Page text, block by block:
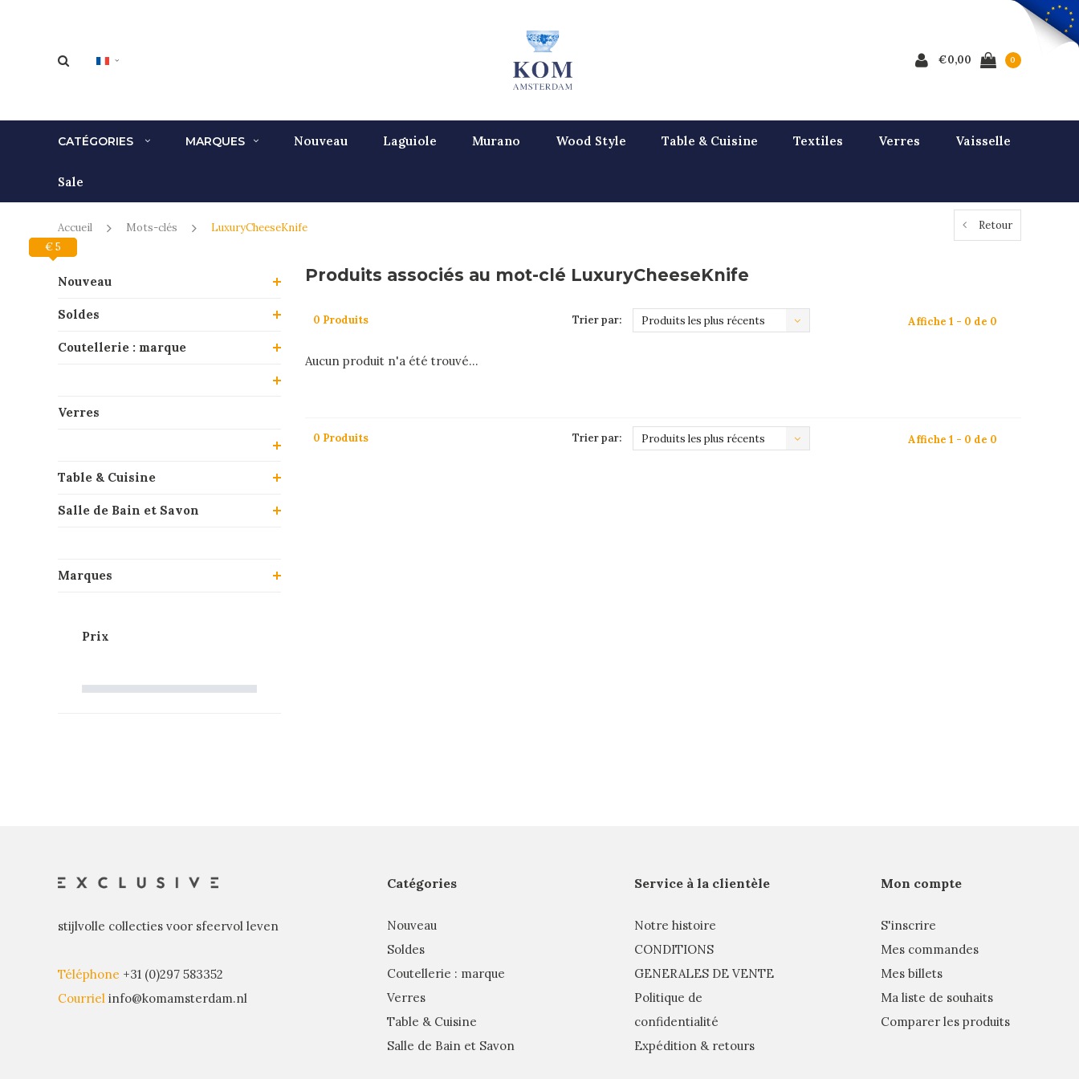
€0,00 0
CATÉGORIES MARQUES Nouveau Laguiole Murano Wood Style Table & Cuisine Textiles Verres Vaisselle
Sale
Accueil Mots-clés LuxuryCheeseKnife Retour
Nouveau
Soldes
Coutellerie : marque
Verres
Table & Cuisine
Salle de Bain et Savon
Marques
Prix
€ 0
€ 5
Produits associés au mot-clé LuxuryCheeseKnife
0 Produits Trier par: Produits les plus récents Affiche 1 - 0 de 0
Aucun produit n'a été trouvé...
0 Produits Trier par: Produits les plus récents Affiche 1 - 0 de 0
stijlvolle collecties voor sfeervol leven
Téléphone +31 (0)297 583352
Courriel info@komamsterdam.nl
Catégories
Nouveau
Soldes
Coutellerie : marque
Verres
Table & Cuisine
Salle de Bain et Savon
Service à la clientèle
Notre histoire
CONDITIONS
GENERALES DE VENTE
Politique de
confidentialité
Expédition & retours
Mon compte
S'inscrire
Mes commandes
Mes billets
Ma liste de souhaits
Comparer les produits